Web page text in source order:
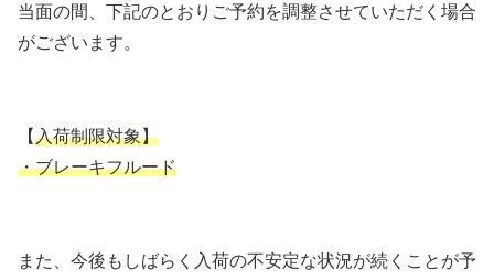
当面の間、下記のとおりご予約を調整させていただく場合
がございます。
【入荷制限対象】
・ブレーキフルード
また、今後もしばらく入荷の不安定な状況が続くことが予